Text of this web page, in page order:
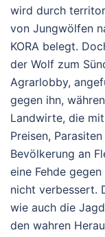
wird durch
von Jungwölfen
KORA belegt.
der Wolf zum
Agrarlobby,
gegen ihn,
Landwirte, die
Preisen,
Bevölkerung an
eine Fehde
nicht verbessert.
wie auch die
den wahren